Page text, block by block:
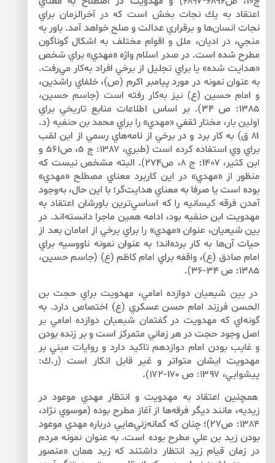
اعتقاد به يك نجات بخش است كه در آخرالزمان براي
نجات انسان‌‌ها و برقراري عدالت و صلح خواهد آمد. باور به
منجي، در اديان، ملل و اقوام مختلف به اشكال گوناگون
مطرح شده است. در صدر اسلام واژه «مهدي» براي شخص
«هدايت شده» يا براي تجليل از برخي افراد به‌‌كار مي‌‌رفت.
به عنوان نمونه در مورد پيامبر اكرم (ص)، خلفاي راشدين،
و امام حسين (ع) نيز به‌كار رفته است (جاسم حسين،
۱۳۸۵: ص ۳۴). بر اساس اطلاعات منابع تاريخي براي
اولين بار، مختار ثقفي «مهدي» را براي محمد بن حنفيه (د.
۸۱ ق) به كار برد و در برخي از نامه‌هاي رسمي از اين لقب
براي وي استفاده كرده است (طبري، ۱۳۸۷: ج ۵، ص۵۶۱ و
ابن كثير، ۱۴۰۷: ج ۸، ص۲۷۴). البته مشخص نيست كه
منظور از «مهدي» در اين كاربرد معناي مصطلح «مهدي»
بوده است يا صرفا به معناي هدايت‌گر؛ با اين حال، به‌وجود
آمدن فرقه كيسانيه را كه اساسي‌ترين باورشان اعتقاد به
مهدويت ابن حنفيه بود، ادامه همين ماجرا دانسته‌اند. در
بين شيعيان، عنوان «مهدي» را براي برخي از امامان بعد از
حيات آن‌ها به كار برده‌اند؛ به عنوان نمونه ناووسيه براي
امام صادق (ع)، واقفه براي امام كاظم (ع) (جاسم حسين،
۱۳۸۵: ص ۳۴-۳۶).
در بين شيعيان دوازده امامي، مهدويت براي حجت بن
الحسن فرزند امام حسن عسكري (ع) اختصاص دارد. به
گونه‌اي كه مهدويت در گفتمان شيعيان دوازده امامي بر
اصل وجود حجت در هر زماني متمركز است و بر زنده بودن
و غايب بودن امام دوازدهم تاكيد دارد و روايات مبني بر
مهدويت ايشان متواتر و غير قابل انكار است (ر.ك:
پيشوايي، ۱۳۹۷: ص ۱۷۰-۱۷۲).
همچنين اعتقاد به مهدويت و انتظار مهدي موعود در
زيديه، مانند ديگر فرقه‌ها از آغاز مطرح بوده (موسوي نژاد،
۱۳۸۴: ص۲۷)؛ چنان كه گمانه‌زني‌هايي درباره مهدي موعود
بودن زيد بن علي مطرح بوده است. به عنوان نمونه مردم
در زمان قيام زيد انتظار داشتند كه زيد همان «منصور